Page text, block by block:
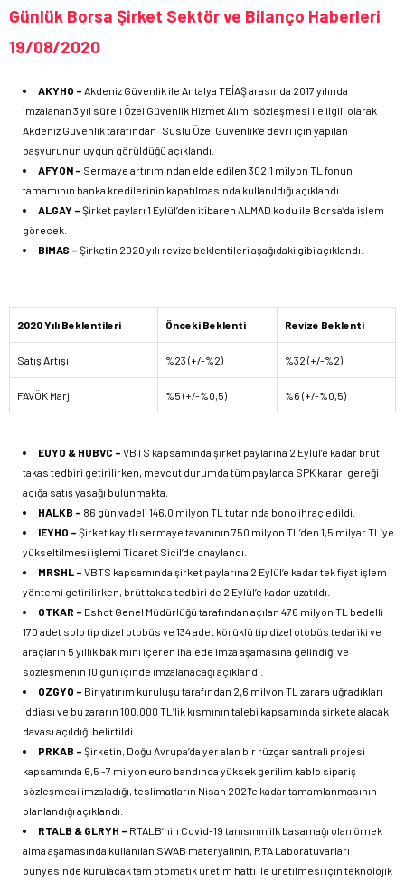
Günlük Borsa Şirket Sektör ve Bilanço Haberleri
19/08/2020
AKYHO – Akdeniz Güvenlik ile Antalya TEİAŞ arasında 2017 yılında
imzalanan 3 yıl süreli Özel Güvenlik Hizmet Alımı sözleşmesi ile ilgili olarak
Akdeniz Güvenlik tarafından Süslü Özel Güvenlik’e devri için yapılan
başvurunun uygun görüldüğü açıklandı.
AFYON – Sermaye artırımından elde edilen 302,1 milyon TL fonun
tamamının banka kredilerinin kapatılmasında kullanıldığı açıklandı.
ALGAY – Şirket payları 1 Eylül’den itibaren ALMAD kodu ile Borsa’da işlem
görecek.
BIMAS – Şirketin 2020 yılı revize beklentileri aşağıdaki gibi açıklandı.
2020 Yılı Beklentileri Önceki Beklenti Revize Beklenti
Satış Artışı %23 (+/-%2) %32 (+/-%2)
FAVÖK Marjı %5 (+/-%0,5) %6 (+/-%0,5)
EUYO & HUBVC – VBTS kapsamında şirket paylarına 2 Eylül’e kadar brüt
takas tedbiri getirilirken, mevcut durumda tüm paylarda SPK kararı gereği
açığa satış yasağı bulunmakta.
HALKB – 86 gün vadeli 146,0 milyon TL tutarında bono ihraç edildi.
IEYHO – Şirket kayıtlı sermaye tavanının 750 milyon TL’den 1,5 milyar TL’ye
yükseltilmesi işlemi Ticaret Sicil’de onaylandı.
MRSHL – VBTS kapsamında şirket paylarına 2 Eylül’e kadar tek fiyat işlem
yöntemi getirilirken, brüt takas tedbiri de 2 Eylül’e kadar uzatıldı.
OTKAR – Eshot Genel Müdürlüğü tarafından açılan 476 milyon TL bedelli
170 adet solo tip dizel otobüs ve 134 adet körüklü tip dizel otobüs tedariki ve
araçların 5 yıllık bakımını içeren ihalede imza aşamasına gelindiği ve
sözleşmenin 10 gün içinde imzalanacağı açıklandı.
OZGYO – Bir yatırım kuruluşu tarafından 2,6 milyon TL zarara uğradıkları
iddiası ve bu zararın 100.000 TL’lik kısmının talebi kapsamında şirkete alacak
davası açıldığı belirtildi.
PRKAB – Şirketin, Doğu Avrupa’da yer alan bir rüzgar santrali projesi
kapsamında 6,5 -7 milyon euro bandında yüksek gerilim kablo sipariş
sözleşmesi imzaladığı, teslimatların Nisan 2021’e kadar tamamlanmasının
planlandığı açıklandı.
RTALB & GLRYH – RTALB’nin Covid-19 tanısının ilk basamağı olan örnek
alma aşamasında kullanılan SWAB materyalinin, RTA Laboratuvarları
bünyesinde kurulacak tam otomatik üretim hattı ile üretilmesi için teknolojik